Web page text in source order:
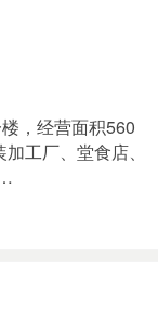
，经营面积560
工厂、堂食店、